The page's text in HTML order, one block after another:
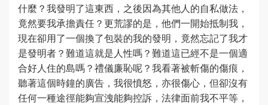
什麼？我發明了這東西，之後因為其他人的自私做法，
竟然要我承擔責任？更荒謬的是，他們一開始抵制我，
現在卻用了一個換了包裝的我的發明，竟然忘記了我才
是發明者？難道這就是人性嗎？難道這已經不是一個適
合好人住的島嗎？禮儀廉恥呢？我看著被斬傷的傷痕，
聽著這個時鐘的廣告，我很憤怒，亦很傷心，但卻沒有
任何一種途徑能夠宣洩能夠控訴，法律面前我不平等，